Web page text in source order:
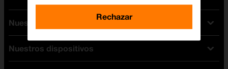
Nuestras tarifas
Tarifas Orange
Tarifas fibra y móvil
Nuestros dispositivos
Rechazar